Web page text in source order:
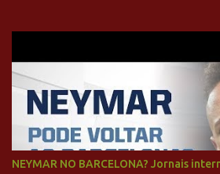
NEYMAR NO BARCELONA? Jornais